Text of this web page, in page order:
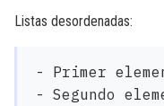
Listas desordenadas:
-
-